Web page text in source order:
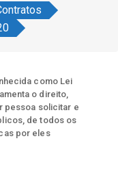
como Lei
o direito,
pessoa solicitar e
de todos os
por eles